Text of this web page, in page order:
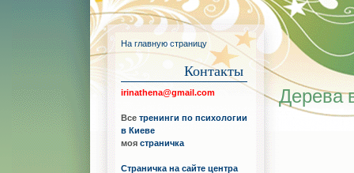
Дерева
На главную страницу
Контакты
irinathena@gmail.com
Все тренинги по психологии
в Киеве
моя страничка
Страничка на сайте центра